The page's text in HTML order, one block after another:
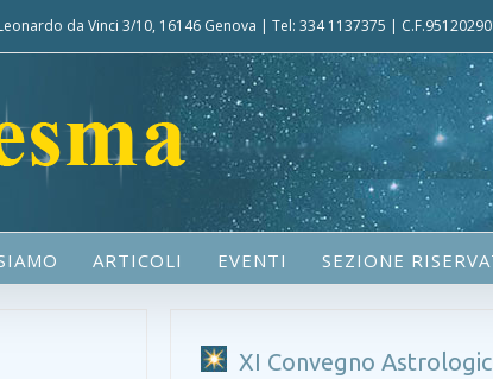
da Vinci 3/10, 16146 Genova | Tel: 334 1137375 |
ARTICOLI EVENTI SEZIONE
XI Convegno